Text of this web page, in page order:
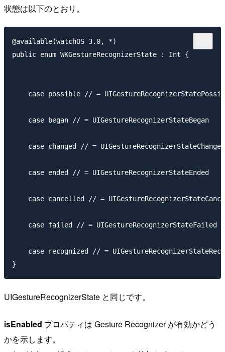
状態は以下のとおり。
@available(watchOS 3.0, *)
public enum WKGestureRecognizerState : Int {
case possible // =
    case began // = UIGestureRecognizerStateBegan
    case changed // = UIGestureRecognizerStateChanged
    case ended // = UIGestureRecognizerStateEnded
case cancelled // =
    case failed // = UIGestureRecognizerStateFailed
case recognized // =
UIGestureRecognizerState と同じです。
isEnabled プロパティは Gesture Recognizer が有効かどう
かを示します。